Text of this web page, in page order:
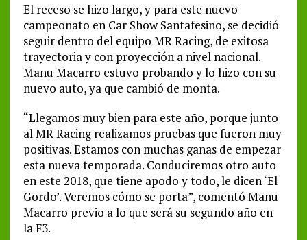
El receso se hizo largo, y para este nuevo
campeonato en Car Show Santafesino, se decidió
seguir dentro del equipo MR Racing, de exitosa
trayectoria y con proyección a nivel nacional.
Manu Macarro estuvo probando y lo hizo con su
nuevo auto, ya que cambió de monta.
“Llegamos muy bien para este año, porque junto
al MR Racing realizamos pruebas que fueron muy
positivas. Estamos con muchas ganas de empezar
esta nueva temporada. Conduciremos otro auto
en este 2018, que tiene apodo y todo, le dicen ‘El
Gordo’. Veremos cómo se porta”, comentó Manu
Macarro previo a lo que será su segundo año en
la F3.